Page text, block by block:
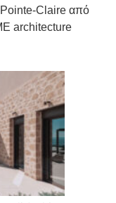
Pointe-Claire από
architecture